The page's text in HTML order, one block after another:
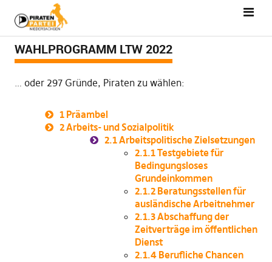
WAHLPROGRAMM LTW 2022
… oder 297 Gründe, Piraten zu wählen:
1 Präambel
2Arbeits- und Sozialpolitik
2.1Arbeitspolitische Zielsetzungen
2.1.1Testgebiete für
Bedingungsloses
Grundeinkommen
2.1.2 Beratungsstellen für
ausländische Arbeitnehmer
2.1.3Abschaffung der
Zeitverträge im öffentlichen
Dienst
2.1.4 Berufliche Chancen